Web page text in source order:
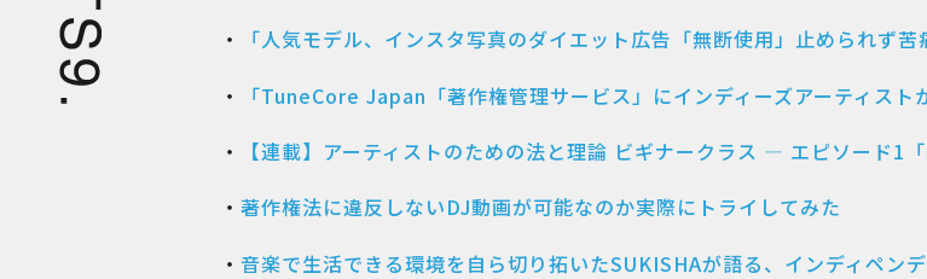
・
「人気モデル、インスタ写真のダイエット広告「無断使用」止められず苦
・
「TuneCore Japan「著作権管理サービス」にインディーズアーティスト
・
【連載】アーティストのための法と理論 ビギナークラス — エピソード1「
・ 著作権法に違反しないDJ動画が可能なのか実際にトライしてみた
・ 音楽で生活できる環境を自ら切り拓いたSUKISHAが語る、インディペン